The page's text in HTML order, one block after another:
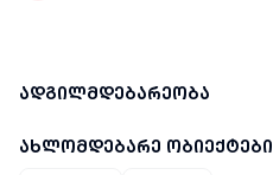
ადგილმდებარეობა
ახლომდებარე ობიექტები